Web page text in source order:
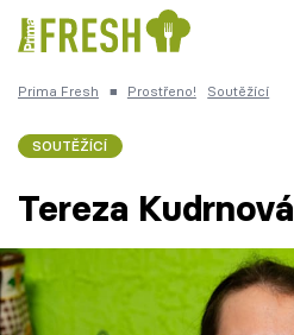
Česká kuchyně
Témata
Prima Fresh ■ Prostřeno! Soutěžící
SOUTĚŽÍCÍ
Tereza Kudrnová